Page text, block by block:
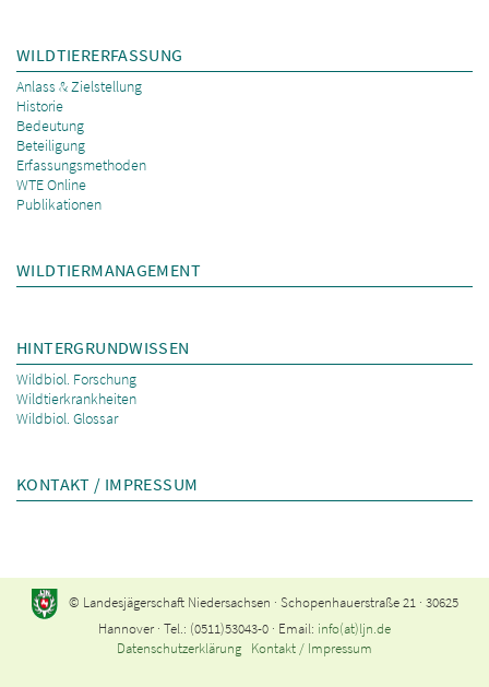
WILDTIERERFASSUNG
Anlass & Zielstellung
Historie
Bedeutung
Beteiligung
Erfassungsmethoden
WTE Online
Publikationen
WILDTIERMANAGEMENT
HINTERGRUNDWISSEN
Wildbiol. Forschung
Wildtierkrankheiten
Wildbiol. Glossar
KONTAKT / IMPRESSUM
© Landesjägerschaft Niedersachsen · Schopenhauerstraße 21 · 30625
Hannover · Tel.: (0511)53043-0 · Email: info(at)ljn.de
Datenschutzerklärung Kontakt / Impressum